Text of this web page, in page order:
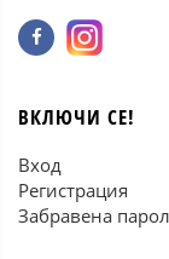
ВКЛЮЧИ СЕ!
Вход
Регистрация
Забравена